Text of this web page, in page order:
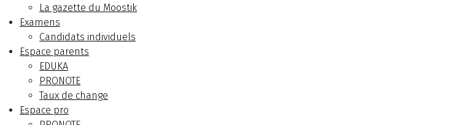
La gazette du Moostik
Examens
Candidats individuels
Espace parents
EDUKA
PRONOTE
Taux de change
Espace pro